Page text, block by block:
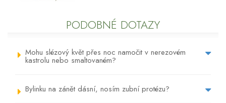
PODOBNÉ DOTAZY
Mohu slézový květ přes noc namočit v nerezovém
kastrolu nebo smaltovaném?
Bylinku na zánět dásní, nosím zubní protézu?